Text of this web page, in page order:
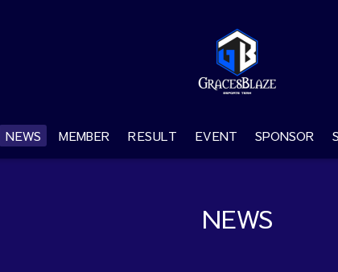
NEWS MEMBER RESULT EVENT SPONSOR
NEWS